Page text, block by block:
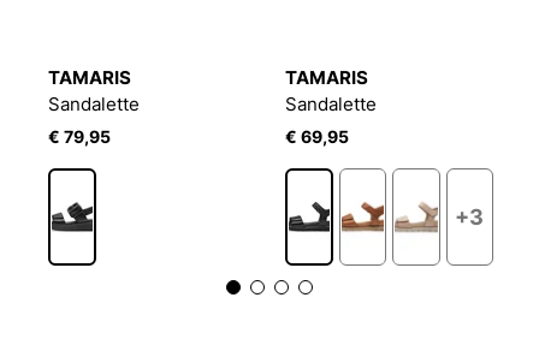
TAMARIS
Sandalette
€ 79,95
TAMARIS
Sandalette
€ 69,95
+3